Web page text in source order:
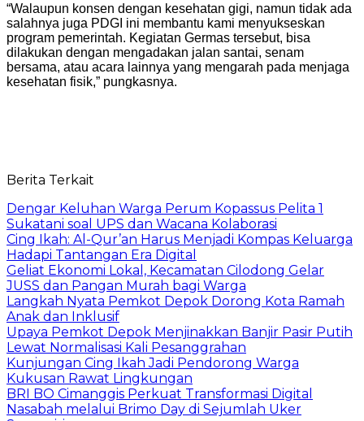
“Walaupun konsen dengan kesehatan gigi, namun tidak ada
salahnya juga PDGI ini membantu kami menyukseskan
program pemerintah. Kegiatan Germas tersebut, bisa
dilakukan dengan mengadakan jalan santai, senam
bersama, atau acara lainnya yang mengarah pada menjaga
kesehatan fisik,” pungkasnya.
Berita Terkait
Dengar Keluhan Warga Perum Kopassus Pelita 1
Sukatani soal UPS dan Wacana Kolaborasi
Cing Ikah: Al-Qur’an Harus Menjadi Kompas Keluarga
Hadapi Tantangan Era Digital
Geliat Ekonomi Lokal, Kecamatan Cilodong Gelar
JUSS dan Pangan Murah bagi Warga
Langkah Nyata Pemkot Depok Dorong Kota Ramah
Anak dan Inklusif
Upaya Pemkot Depok Menjinakkan Banjir Pasir Putih
Lewat Normalisasi Kali Pesanggrahan
Kunjungan Cing Ikah Jadi Pendorong Warga
Kukusan Rawat Lingkungan
BRI BO Cimanggis Perkuat Transformasi Digital
Nasabah melalui Brimo Day di Sejumlah Uker